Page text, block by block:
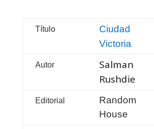
Título
Ciudad
Victoria
Autor
Salman
Rushdie
Editorial
Random
House